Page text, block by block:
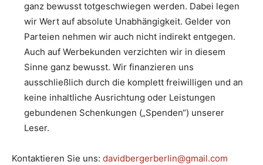
ganz bewusst totgeschwiegen werden. Dabei legen
wir Wert auf absolute Unabhängigkeit. Gelder von
Parteien nehmen wir auch nicht indirekt entgegen.
Auch auf Werbekunden verzichten wir in diesem
Sinne ganz bewusst. Wir finanzieren uns
ausschließlich durch die komplett freiwilligen und an
keine inhaltliche Ausrichtung oder Leistungen
gebundenen Schenkungen („Spenden“) unserer
Leser.
Kontaktieren Sie uns: davidbergerberlin@gmail.com